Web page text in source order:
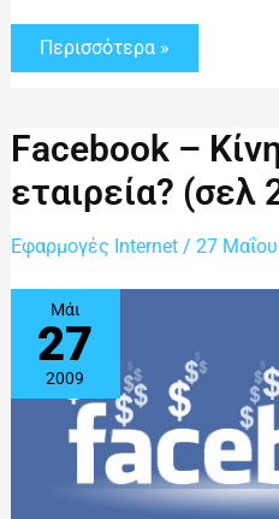
Περισσότερα »
Facebook –
εταιρεία? (σελ
Εφαρμογές Internet/ 27
Μάι
27
2009
Facebook
–
ή
απλά
εταιρεία?
2)